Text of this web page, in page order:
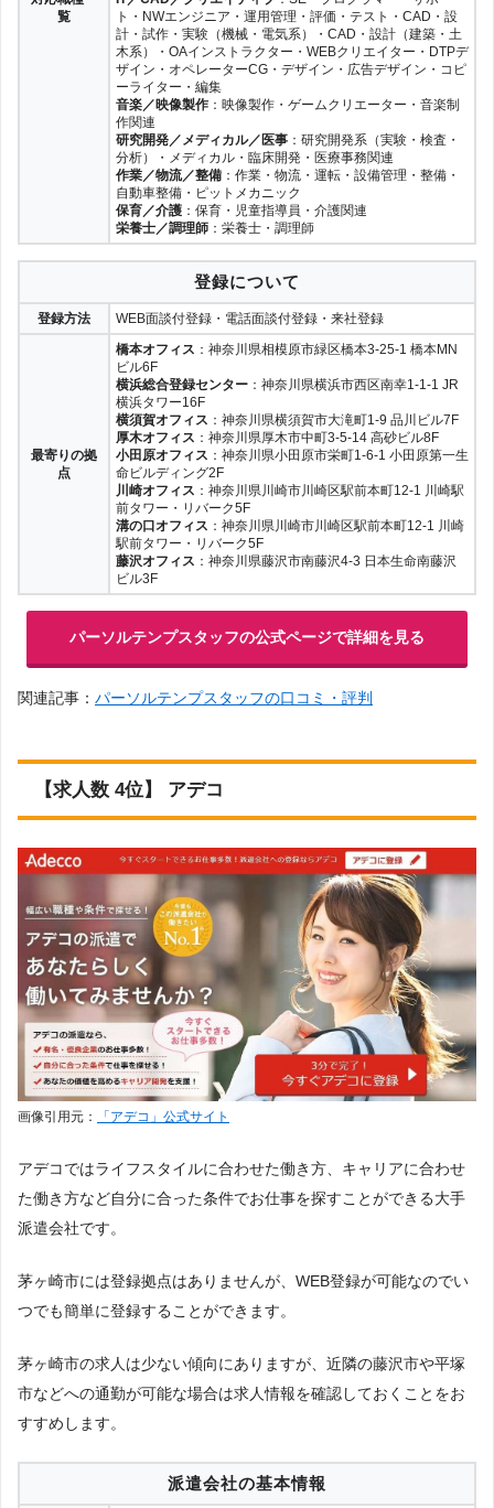
覧
ト・NWエンジニア・運用管理・評価・テスト・CAD・設
計・試作・実験（機械・電気系）・CAD・設計（建築・土
木系）・OAインストラクター・WEBクリエイター・DTPデ
ザイン・オペレーターCG・デザイン・広告デザイン・コピ
ーライター・編集
音楽／映像製作 ：映像製作・ゲームクリエーター・音楽制
作関連
研究開発／メディカル／医事 ：研究開発系（実験・検査・
分析）・メディカル・臨床開発・医療事務関連
作業／物流／整備 ：作業・物流・運転・設備管理・整備・
自動車整備・ピットメカニック
保育／介護 ：保育・児童指導員・介護関連
栄養士／調理師 ：栄養士・調理師
登録について
登録方法 WEB面談付登録・電話面談付登録・来社登録
最寄りの拠
点
橋本オフィス ：神奈川県相模原市緑区橋本3-25-1 橋本MN
ビル6F
横浜総合登録センター ：神奈川県横浜市西区南幸1-1-1 JR
横浜タワー16F
横須賀オフィス ：神奈川県横須賀市大滝町1-9 品川ビル7F
厚木オフィス ：神奈川県厚木市中町3-5-14 高砂ビル8F
小田原オフィス ：神奈川県小田原市栄町1-6-1 小田原第一生
命ビルディング2F
川崎オフィス ：神奈川県川崎市川崎区駅前本町12-1 川崎駅
前タワー・リバーク5F
溝の口オフィス ：神奈川県川崎市川崎区駅前本町12-1 川崎
駅前タワー・リバーク5F
藤沢オフィス ：神奈川県藤沢市南藤沢4-3 日本生命南藤沢
ビル3F
パーソルテンプスタッフの公式ページで詳細を見る
関連記事： パーソルテンプスタッフの口コミ・評判
【求人数 4位】 アデコ
画像引用元： 「アデコ」公式サイト
アデコではライフスタイルに合わせた働き方、キャリアに合わせ
た働き方など自分に合った条件でお仕事を探すことができる大手
派遣会社です。
茅ヶ崎市には登録拠点はありませんが、WEB登録が可能なのでい
つでも簡単に登録することができます。
茅ヶ崎市の求人は少ない傾向にありますが、近隣の藤沢市や平塚
市などへの通勤が可能な場合は求人情報を確認しておくことをお
すすめします。
派遣会社の基本情報